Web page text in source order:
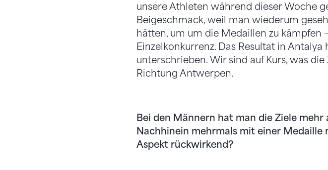
unsere Athleten während dieser Woche
Beigeschmack, weil man wiederum
hätten, um um die Medaillen zu kämpfen
Einzelkonkurrenz. Das Resultat in
unterschrieben. Wir sind auf Kurs, was
Richtung Antwerpen.
Bei den Männern hat man die Ziele
Nachhinein mehrmals mit einer
Aspekt rückwirkend?